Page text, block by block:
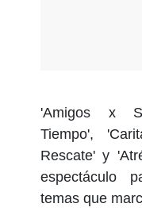
'Amigos x
Tiempo',
Rescate' y
espectáculo
temas que